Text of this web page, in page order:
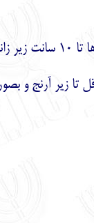
تا زير آرنج و